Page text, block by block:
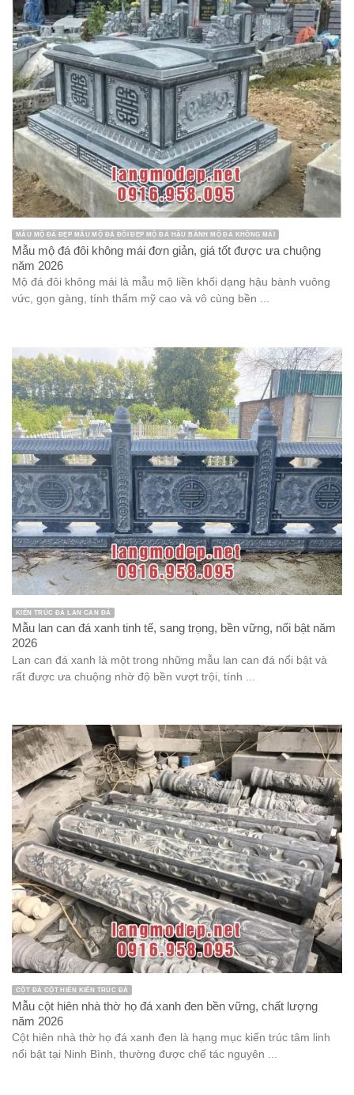
MẪU MỘ ĐÁ ĐẸP MẪU MỘ ĐÁ ĐÔI ĐẸP MỘ ĐÁ HẬU BÀNH MỘ ĐÁ KHÔNG MÁI
Mẫu mộ đá đôi không mái đơn giản, giá tốt được ưa chuộng
năm 2026
Mộ đá đôi không mái là mẫu mộ liền khối dạng hậu bành vuông
vức, gọn gàng, tính thẩm mỹ cao và vô cùng bền ...
KIẾN TRÚC ĐÁ LAN CAN ĐÁ
Mẫu lan can đá xanh tinh tế, sang trọng, bền vững, nổi bật năm
2026
Lan can đá xanh là một trong những mẫu lan can đá nổi bật và
rất được ưa chuộng nhờ độ bền vượt trội, tính ...
CỘT ĐÁ CỘT HIÊN KIẾN TRÚC ĐÁ
Mẫu cột hiên nhà thờ họ đá xanh đen bền vững, chất lượng
năm 2026
Cột hiên nhà thờ họ đá xanh đen là hạng mục kiến trúc tâm linh
nổi bật tại Ninh Bình, thường được chế tác nguyên ...